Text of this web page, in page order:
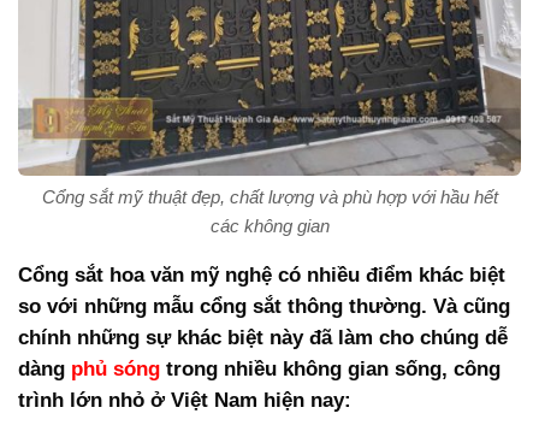
Cổng sắt mỹ thuật đẹp, chất lượng và phù hợp với hầu hết
các không gian
Cổng sắt hoa văn mỹ nghệ có nhiều điểm khác biệt
so với những mẫu cổng sắt thông thường. Và cũng
chính những sự khác biệt này đã làm cho chúng dễ
dàng phủ sóng trong nhiều không gian sống, công
trình lớn nhỏ ở Việt Nam hiện nay: